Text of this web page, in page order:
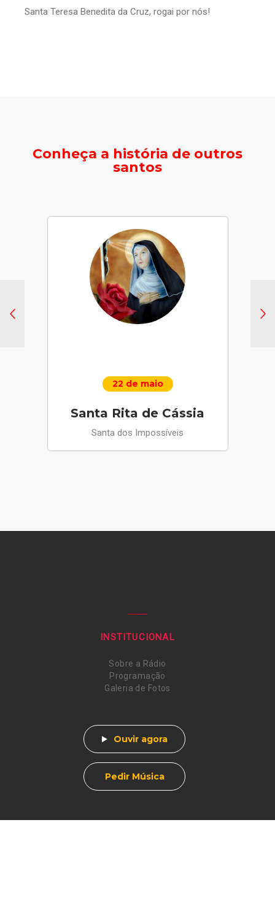
Santa Teresa Benedita da Cruz, rogai por nós!
Conheça a história de outros
santos
22 de maio
Santa Rita de Cássia
Santa dos Impossíveis
INSTITUCIONAL
Sobre a Rádio
Programação
Galeria de Fotos
Ouvir agora
Pedir Música